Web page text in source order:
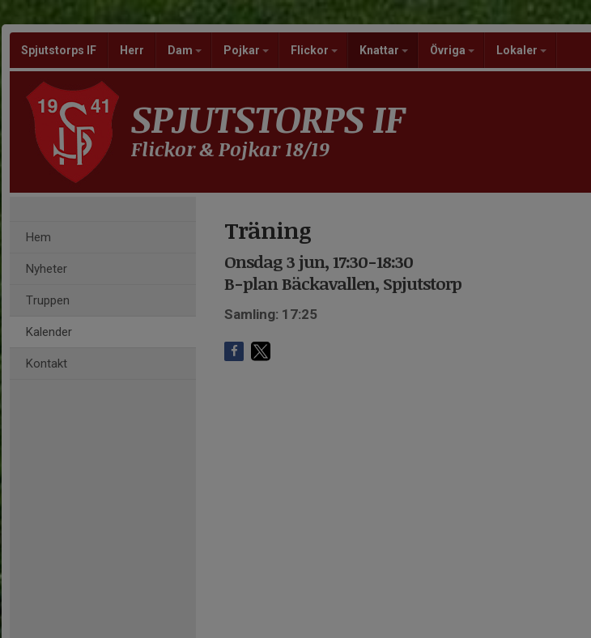
Spjutstorps IF Herr Dam Pojkar Flickor Knattar Övriga Lokaler
SPJUTSTORPS IF
Flickor & Pojkar 18/19
Hem
Nyheter
Truppen
Kalender
Kontakt
Träning
Onsdag 3 jun, 17:30-18:30
B-plan Bäckavallen, Spjutstorp
Samling: 17:25